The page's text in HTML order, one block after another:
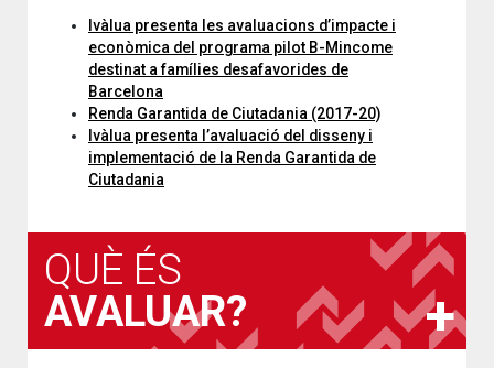
Ivàlua presenta les avaluacions d’impacte i
econòmica del programa pilot B-Mincome
destinat a famílies desafavorides de
Barcelona
Renda Garantida de Ciutadania (2017-20)
Ivàlua presenta l’avaluació del disseny i
implementació de la Renda Garantida de
Ciutadania
QUÈ ÉS
AVALUAR?